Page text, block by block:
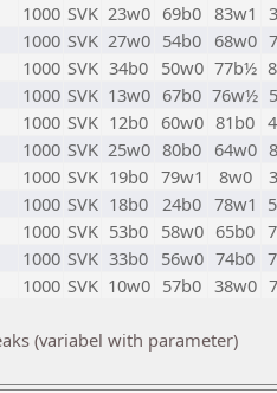
1000 SVK 23w0 69b0 83w1
1000 SVK 27w0 54b0 68w0
1000 SVK 34b0 50w0 77b½
1000 SVK 13w0 67b0 76w½
1000 SVK 12b0 60w0 81b0
1000 SVK 25w0 80b0 64w0
1000 SVK 19b0 79w1 8w0
1000 SVK 18b0 24b0 78w1
1000 SVK 53b0 58w0 65b0
1000 SVK 33b0 56w0 74b0
1000 SVK 10w0 57b0 38w0
(variabel with parameter)